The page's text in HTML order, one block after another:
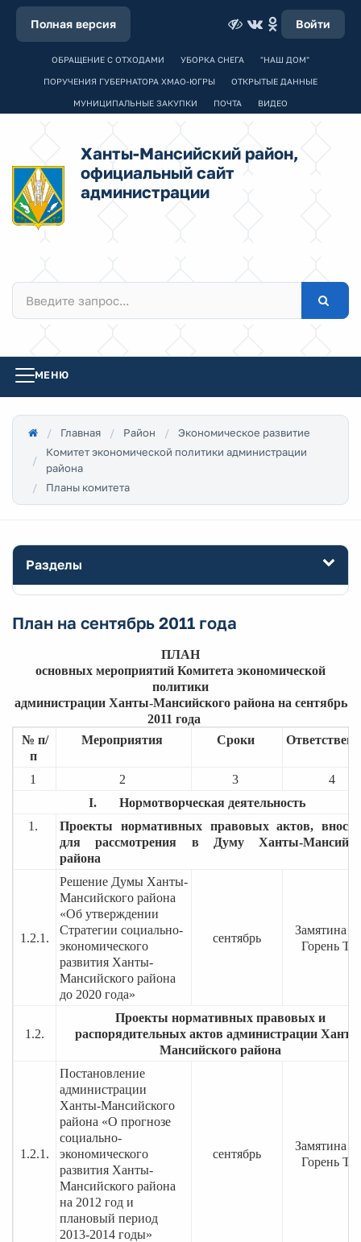
Полная версия Войти
ОБРАЩЕНИЕ С ОТХОДАМИ УБОРКА СНЕГА "НАШ ДОМ"
ПОРУЧЕНИЯ ГУБЕРНАТОРА ХМАО-ЮГРЫ ОТКРЫТЫЕ ДАННЫЕ
МУНИЦИПАЛЬНЫЕ ЗАКУПКИ ПОЧТА ВИДЕО
Ханты-Мансийский район,
официальный сайт
администрации
МЕНЮ
Главная Район
Экономическое развитие
Комитет экономической политики администрации
района
Планы комитета
Разделы
План на сентябрь 2011 года
ПЛАН
основных мероприятий Комитета экономической
политики
администрации Ханты-Мансийского района на сентябрь
2011 года
№ п/
п
Мероприятия Сроки
1 2 3
4
I. Нормотворческая деятельность
1.
Проекты нормативных правовых актов,
для рассмотрения в Думу Ханты-
района
1.2.1.
Решение Думы Ханты-
Мансийского района
«Об утверждении
Стратегии социально-
экономического
развития Ханты-
Мансийского района
до 2020 года»
сентябрь
Замятина
Горень
1.2.
Проекты нормативных правовых и
распорядительных актов администрации
Мансийского района
1.2.1.
Постановление
администрации
Ханты-Мансийского
района «О прогнозе
социально-
экономического
развития Ханты-
Мансийского района
на 2012 год и
плановый период
2013-2014 годы»
сентябрь
Замятина
Горень